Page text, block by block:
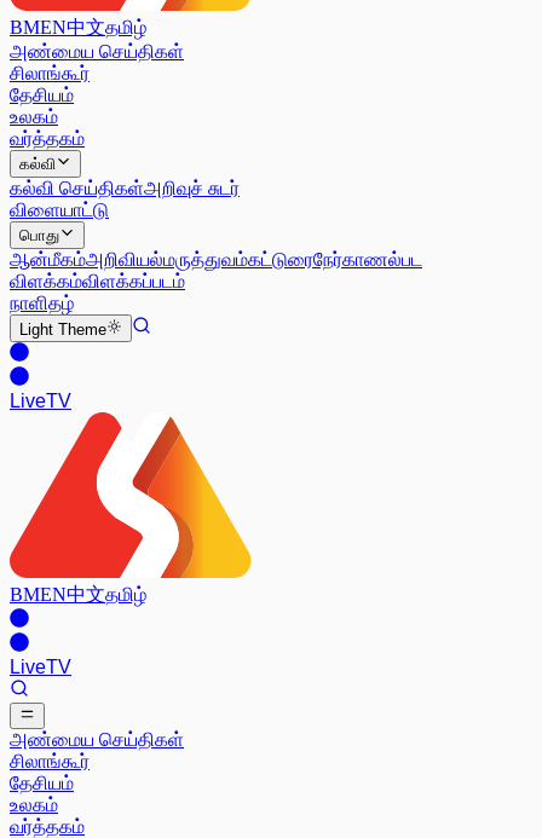
BMEN中文தமிழ்
அண்மைய செய்திகள்
சிலாங்கூர்
தேசியம்
உலகம்
வர்த்தகம்
கல்வி
கல்வி செய்திகள்அறிவுச் சுடர்
விளையாட்டு
பொது
ஆன்மீகம்அறிவியல்மருத்துவம்கட்டுரைநேர்காணல்பட
விளக்கம்விளக்கப்படம்
நாளிதழ்
Light Theme
LiveTV
BMEN中文தமிழ்
LiveTV
அண்மைய செய்திகள்
சிலாங்கூர்
தேசியம்
உலகம்
வர்த்தகம்